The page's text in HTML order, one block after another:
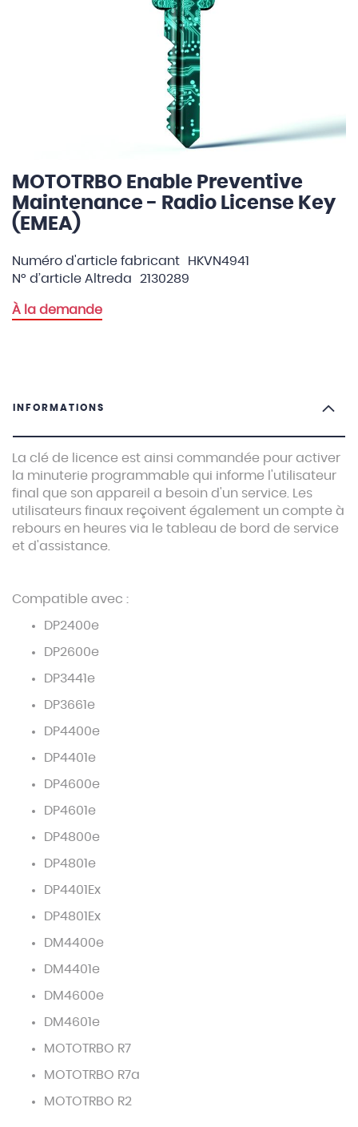
Skip
to
the
beginning
the
images
gallery
MOTOTRBO Enable Preventive
Maintenance - Radio License Key
(EMEA)
Numéro d'article fabricant
HKVN4941
N° d’article Altreda
2130289
À la demande
INFORMATIONS
La clé de licence est ainsi commandée pour activer
la minuterie programmable qui informe l'utilisateur
final que son appareil a besoin d'un service. Les
utilisateurs finaux reçoivent également un compte à
rebours en heures via le tableau de bord de service
et d'assistance.
Compatible avec :
DP2400e
DP2600e
DP3441e
DP3661e
DP4400e
DP4401e
DP4600e
DP4601e
DP4800e
DP4801e
DP4401Ex
DP4801Ex
DM4400e
DM4401e
DM4600e
DM4601e
MOTOTRBO R7
MOTOTRBO R7a
MOTOTRBO R2